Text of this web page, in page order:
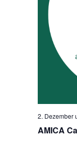
AMICA
2. Dezember